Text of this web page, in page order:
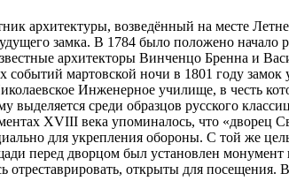
архитектуры, возведённый на месте
замка. В 1784 было положено начало
архитекторы Винченцо Бренна и
событий мартовской ночи в 1801 году
Инженерное училище, в честь
выделяется среди образцов русского
XVIII века упоминалось, что
для укрепления обороны. С той же
перед дворцом был установлен
отреставрировать, открыты для